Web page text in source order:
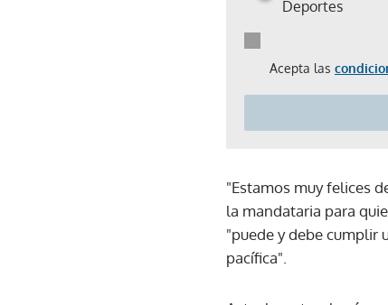
Deportes
Acepta las
"Estamos muy felices
la mandataria para
"puede y debe cumplir
pacífica".